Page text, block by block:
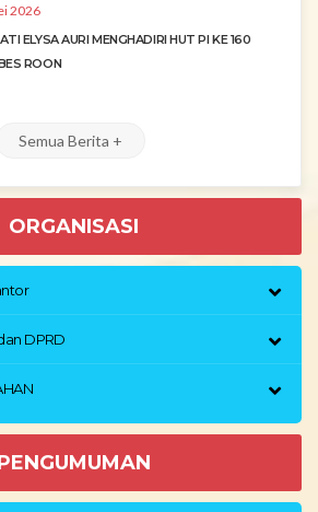
2026
ELYSA AURI MENGHADIRI HUT PI KE 160
ROON
Semua Berita +
ORGANISASI
DPRD